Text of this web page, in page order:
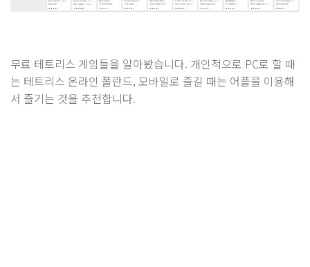
무료 테트리스 게임들을 알아봤습니다. 개인적으로 PC로 할 때
는 테트리스 온라인 폴란드, 모바일로 즐길 때는 어플을 이용해
서 즐기는 것을 추천합니다.